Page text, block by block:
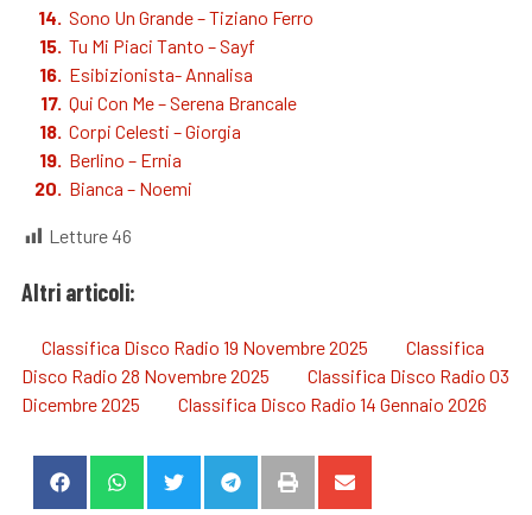
Sono Un Grande – Tiziano Ferro
Tu Mi Piaci Tanto – Sayf
Esibizionista- Annalisa
Qui Con Me – Serena Brancale
Corpi Celesti – Giorgia
Berlino – Ernia
Bianca – Noemi
Letture46
Altri articoli:
Classifica Disco Radio 19 Novembre 2025
Classifica
Disco Radio 28 Novembre 2025
Classifica Disco Radio 03
Dicembre 2025
Classifica Disco Radio 14 Gennaio 2026